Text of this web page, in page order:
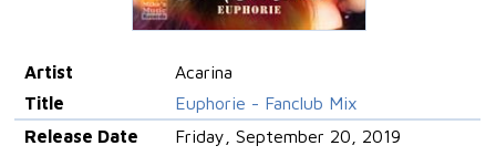
Artist
Acarina
Title
Euphorie - Fanclub Mix
Release Date
Friday, September 20, 2019